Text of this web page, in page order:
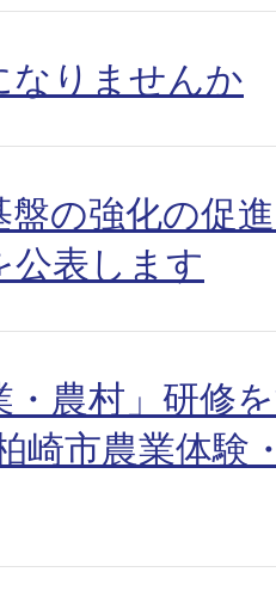
なりませんか
盤の強化の促
公表します
・農村」研修
崎市農業体験